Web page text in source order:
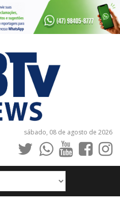
sábado, 08 de agosto de 2026